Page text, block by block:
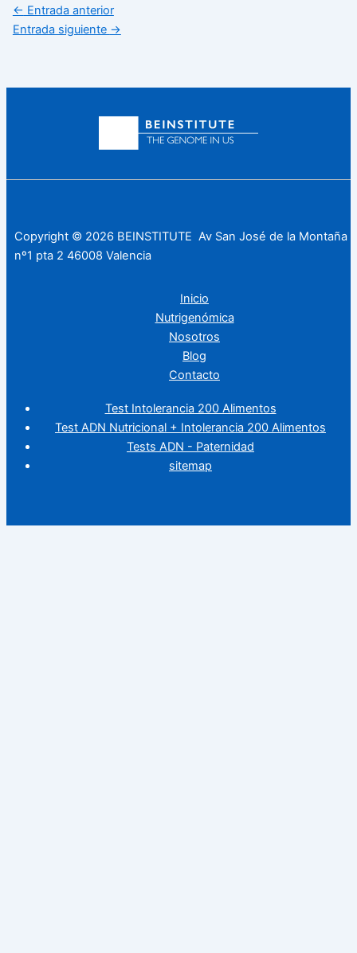
← Entrada anterior
Entrada siguiente →
Copyright © 2026 BEINSTITUTE Av San José de la Montaña
nº1 pta 2 46008 Valencia
Inicio
Nutrigenómica
Nosotros
Blog
Contacto
Test Intolerancia 200 Alimentos
Test ADN Nutricional + Intolerancia 200 Alimentos
Tests ADN - Paternidad
sitemap